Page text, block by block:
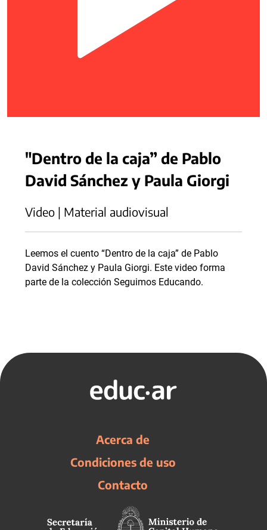
"Dentro de la caja” de Pablo
David Sánchez y Paula Giorgi
Video | Material audiovisual
Leemos el cuento “Dentro de la caja” de Pablo
David Sánchez y Paula Giorgi. Este video forma
parte de la colección Seguimos Educando.
Acerca de
Condiciones de uso
Contacto